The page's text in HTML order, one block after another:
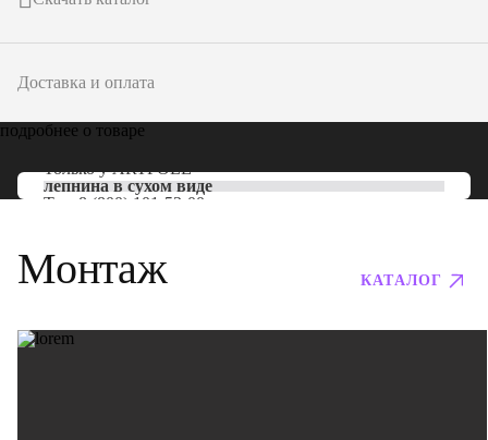
Доставка и оплата
подробнее о товаре
Только уARTPOLE
лепнина в сухом виде
Тел: 8 (800) 101-53-00
Монтаж КАТАЛОГ